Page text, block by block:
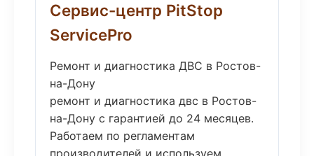
Сервис-центр PitStop
ServicePro
Ремонт и диагностика ДВС в Ростов-
на-Дону
ремонт и диагностика двс в Ростов-
на-Дону с гарантией до 24 месяцев.
Работаем по регламентам
производителей и используем